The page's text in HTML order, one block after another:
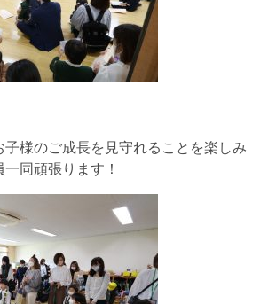
子様のご成長を見守れることを楽しみ
同頑張ります！